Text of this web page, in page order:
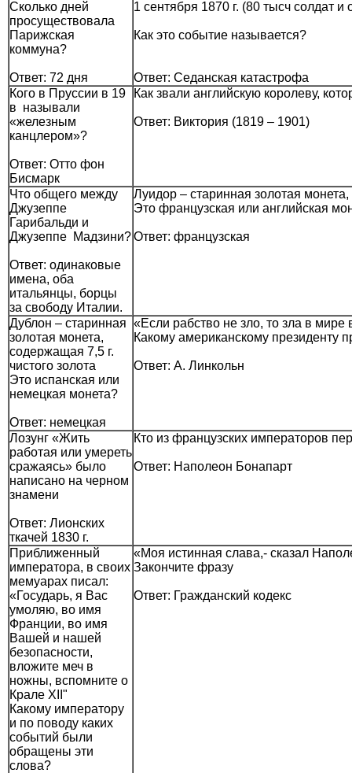
Сколько дней
просуществовала
Парижская
коммуна?
Ответ: 72 дня
1 сентября 1870 г. (80 тысч
Как это событие называется?
Ответ: Седанская катастрофа
Кого в Пруссии в 19
в называли
«железным
канцлером»?
Ответ: Отто фон
Бисмарк
Как звали английскую королеву,
Ответ: Виктория (1819 – 1901)
Что общего между
Джузеппе
Гарибальди и
Джузеппе Мадзини?
Ответ: одинаковые
имена, оба
итальянцы, борцы
за свободу Италии.
Луидор – старинная золотая
Это французская или английская
Ответ: французская
Дублон – старинная
золотая монета,
содержащая 7,5 г.
чистого золота
Это испанская или
немецкая монета?
Ответ: немецкая
«Если рабство не зло, то зла в мире
Какому американскому президенту
Ответ: А. Линкольн
Лозунг «Жить
работая или умереть
сражаясь» было
написано на черном
знамени
Ответ: Лионских
ткачей 1830 г.
Кто из французских императоров
Ответ: Наполеон Бонапарт
Приближенный
императора, в своих
мемуарах писал:
«Государь, я Вас
умоляю, во имя
Франции, во имя
Вашей и нашей
безопасности,
вложите меч в
ножны, вспомните о
Крале XII"
Какому императору
и по поводу каких
событий были
обращены эти
слова?
«Моя истинная слава,- сказал
Закончите фразу
Ответ: Гражданский кодекс